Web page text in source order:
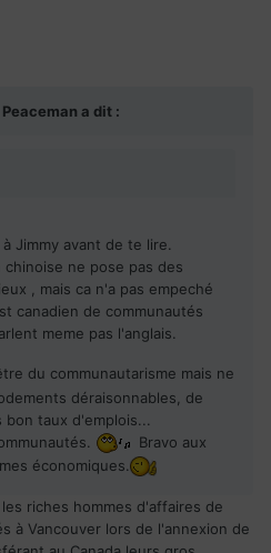
a dit :
Jimmy avant de te lire.
ne pose pas des
, mais ca n'a pas empeché
canadien de communautés
meme pas l'anglais.
du communautarisme mais ne
déraisonnables, de
taux d'emplois...
Bravo aux
économiques.
riches hommes d'affaires de
à Vancouver lors de l'annexion de